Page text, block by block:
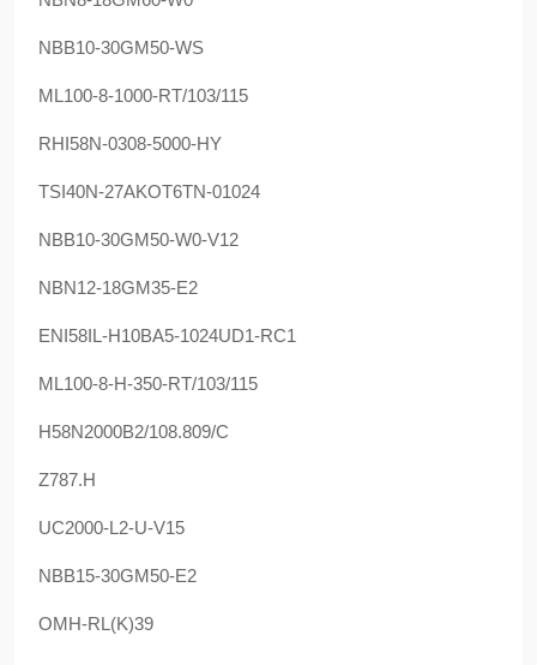
NBB10-30GM50-WS
ML100-8-1000-RT/103/115
RHI58N-0308-5000-HY
TSI40N-27AKOT6TN-01024
NBB10-30GM50-W0-V12
NBN12-18GM35-E2
ENI58IL-H10BA5-1024UD1-RC1
ML100-8-H-350-RT/103/115
H58N2000B2/108.809/C
Z787.H
UC2000-L2-U-V15
NBB15-30GM50-E2
OMH-RL(K)39